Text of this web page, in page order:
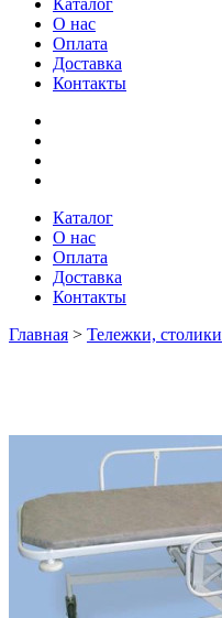
Каталог
О нас
Оплата
Доставка
Контакты
Каталог
О нас
Оплата
Доставка
Контакты
Главная > Тележки, столики